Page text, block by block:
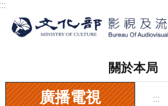
關於本局
:::
廣播電視 :::